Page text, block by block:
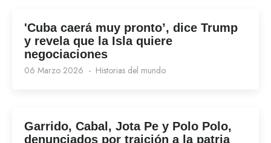
'Cuba caerá muy pronto’, dice Trump
y revela que la Isla quiere
negociaciones
06 Marzo 2026 Historias del mundo
Garrido, Cabal, Jota Pe y Polo Polo,
denunciados por traición a la patria